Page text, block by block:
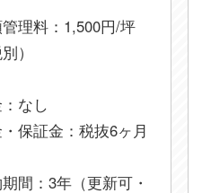
管理料：1,500円/坪
）
なし
保証金：税抜6ヶ月
間：3年（更新可・